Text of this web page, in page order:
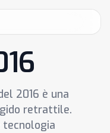
2016 è una
retrattile.
tecnologia